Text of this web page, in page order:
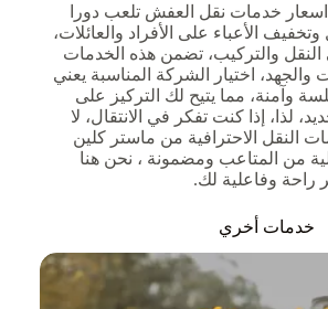
اسعار خدمات نقل العفش تلعب دورا
الأعباء على الأفراد والعائلات،
النقل والتركيب، تضمن هذه الخدمات
والجهد، اختيار الشركة المناسبة يعني
وآمنة، مما يتيح لك التركيز على
لذا، إذا كنت تفكر في الانتقال، لا
النقل الاحترافية من ماستر كلين
من المتاعب ومضمونة ، نحن هنا
راحة وفاعلية لك.
خدمات أخري